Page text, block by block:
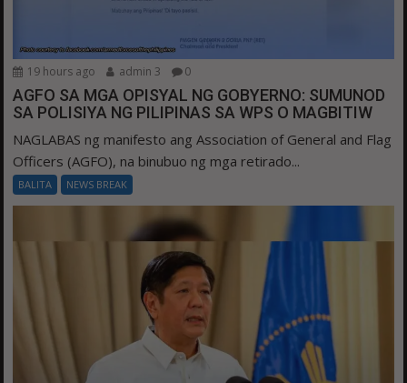
19 hours ago admin 3 0
AGFO SA MGA OPISYAL NG GOBYERNO: SUMUNOD
SA POLISIYA NG PILIPINAS SA WPS O MAGBITIW
NAGLABAS ng manifesto ang Association of General and Flag
Officers (AGFO), na binubuo ng mga retirado...
BALITA NEWS BREAK